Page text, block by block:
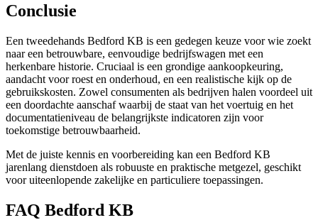
Conclusie
Een tweedehands Bedford KB is een gedegen keuze voor wie zoekt
naar een betrouwbare, eenvoudige bedrijfswagen met een
herkenbare historie. Cruciaal is een grondige aankoopkeuring,
aandacht voor roest en onderhoud, en een realistische kijk op de
gebruikskosten. Zowel consumenten als bedrijven halen voordeel uit
een doordachte aanschaf waarbij de staat van het voertuig en het
documentatieniveau de belangrijkste indicatoren zijn voor
toekomstige betrouwbaarheid.
Met de juiste kennis en voorbereiding kan een Bedford KB
jarenlang dienstdoen als robuuste en praktische metgezel, geschikt
voor uiteenlopende zakelijke en particuliere toepassingen.
FAQ Bedford KB